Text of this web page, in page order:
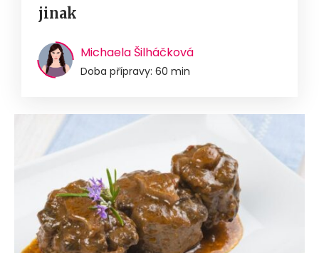
jinak
Michaela Šilháčková
Doba přípravy: 60 min